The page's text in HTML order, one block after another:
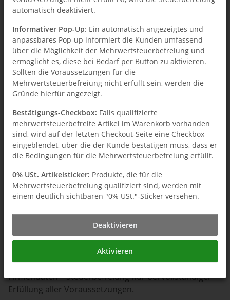
Gezielte Auswahl steuerbefreiter Produkte einfach
über Funktionsattribute steuern – Sie bestimmen,
qualifiziert sind.
✓Intelligente Kundenprüfung
Automatische vorab Validierung von
Rechnungs-/Lieferadresse, Länderprüfung und
Firmendaten – Steuerbefreiung nur bei vollständiger
Erfüllung aller Voraussetzungen.
automatisch deaktiviert.
Informativer Pop-Up: Ein automatisch angezeigtes und
anpassbares Pop-up informiert die Kunden umfassend
über die Möglichkeit der Mehrwertsteuerbefreiung und
ermöglicht es, diese bei Bedarf per Button zu aktivieren.
Sollten die Voraussetzungen für die
Mehrwertsteuerbefreiung nicht erfüllt sein, werden die
Gründe hierfür angezeigt.
Bestätigungs-Checkbox: Falls qualifizierte
mehrwertsteuerbefreite Artikel im Warenkorb vorhanden
sind, wird auf der letzten Checkout-Seite eine Checkbox
eingeblendet, über die der Kunde bestätigen muss, dass er
die Bedingungen für die Mehrwertsteuerbefreiung erfüllt.
0% USt. Artikelsticker: Produkte, die für die
Mehrwertsteuerbefreiung qualifiziert sind, werden mit
einem deutlich sichtbaren "0% USt."-Sticker versehen.
Deaktivieren
Aktivieren